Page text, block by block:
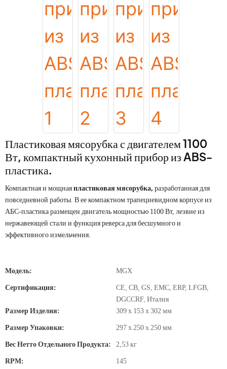
Пластиковая мясорубка с двигателем 1100
Вт, компактный кухонный прибор из ABS-
пластика.
Компактная и мощнаяпластиковая мясорубка, разработанная для
повседневной работы. В ее компактном трапециевидном корпусе из
АБС-пластика размещен двигатель мощностью 1100 Вт, лезвие из
нержавеющей стали и функция реверса для бесшумного и
эффективного измельчения.
Модель: MGX
Сертификация:
CE, CB, GS, EMC, ERP, LFGB,
DGCCRF, Италия
Размер Изделия:
309 x 153 x 302 мм
Размер Упаковки: 297 x 250 x 250 мм
Вес Нетто Отдельного Продукта: 2,53 кг
RPM: 145